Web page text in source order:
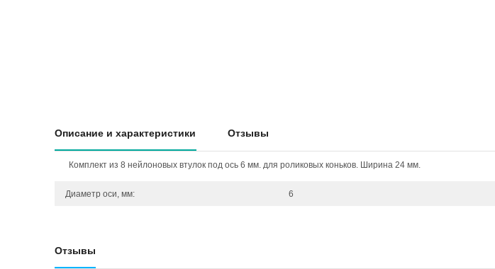
Описание и характеристики Отзывы
Комплект из 8 нейлоновых втулок под ось 6 мм. для роликовых коньков. Ширина 24 мм.
Диаметр оси, мм: 6
Отзывы